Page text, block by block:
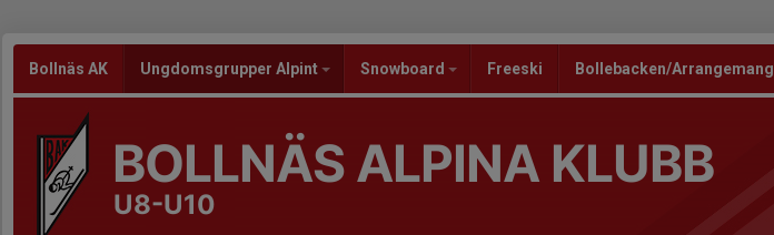
Bollnäs AK Ungdomsgrupper Alpint Snowboard Freeski Bollebacken/Arrangemang
BOLLNÄS ALPINA KLUBB
U8-U10